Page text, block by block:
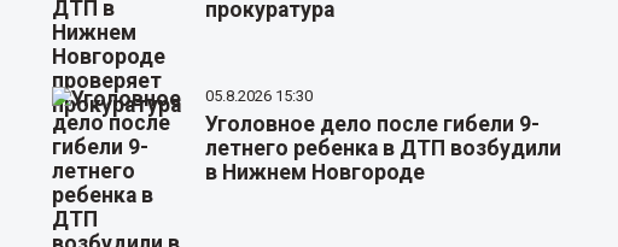
прокуратура
05.8.2026 15:30
Уголовное дело после гибели 9-
летнего ребенка в ДТП возбудили
в Нижнем Новгороде